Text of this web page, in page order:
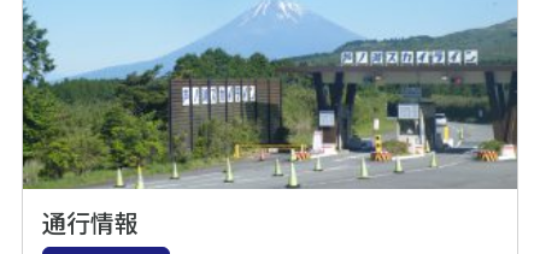
通行情報